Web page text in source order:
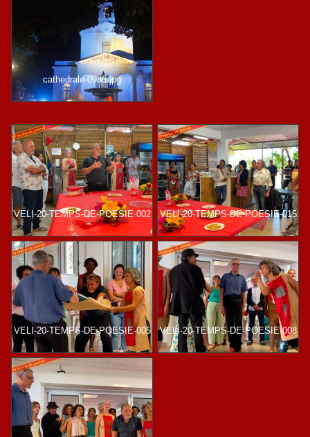
cathedrale-0986.jpg
VELI-20-TEMPS-DE-POESIE-002 VELI-20-TEMPS-DE-POESIE-015
VELI-20-TEMPS-DE-POESIE-005 VELI-20-TEMPS-DE-POESIE-008